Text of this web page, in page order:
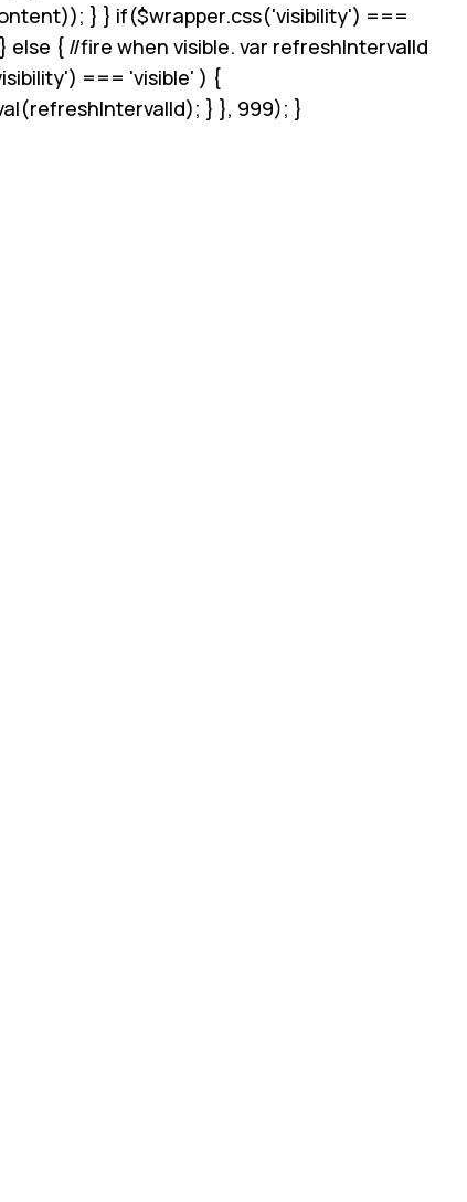
} } if($wrapper.css('visibility') ===
{ //fire when visible. var refreshIntervalId
=== 'visible' ) {
} }, 999); }